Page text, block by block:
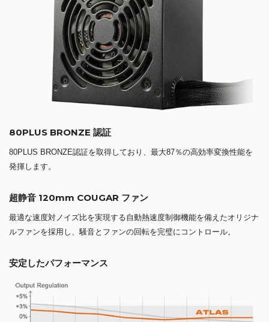
80PLUS BRONZE 認証
80PLUS BRONZE認証を取得しており、最大87％の高効率変換性能を
発揮します。
超静音 120mm COUGAR ファン
最適な速度対ノイズ比を実現する自動熱速度制御機能を備えたオリジナ
ルファンを採用し、騒音とファンの回転を完璧にコントロール。
安定したパフォーマンス